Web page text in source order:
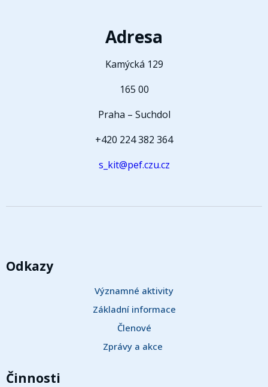
Adresa
Kamýcká 129
165 00
Praha – Suchdol
+420 224 382 364
s_kit@pef.czu.cz
Odkazy
Významné aktivity
Základní informace
Členové
Zprávy a akce
Činnosti